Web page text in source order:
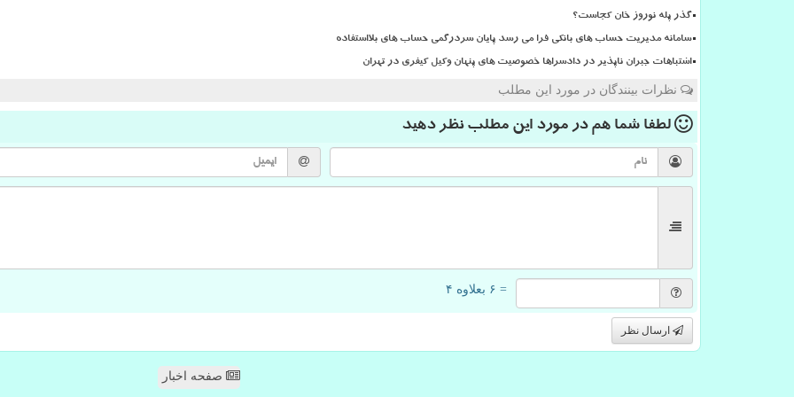
گذر پله نوروز خان کجاست؟
سامانه مدیریت حساب های بانکی فرا می رسد پایان سردرگمی حساب های بلااستفاده
اشتباهات جبران ناپذیر در دادسراها خصوصیت های پنهان وکیل کیفری در تهران
نظرات بینندگان در مورد این مطلب
لطفا شما همدر مورد این مطلب نظر دهید
= ۶ بعلاوه ۴
ارسال نظر
صفحه اخبار